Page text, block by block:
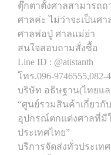
ตุ๊กตาตั้งศาลสามารถถ
ศาลค่ะ ไม่ว่าจะเป็นศ
ศาลพ่อปู่ ศาลแม่ย่า
สนใจสอบถามสั่งซื้อ
Line ID : @atistanth
โทร.096-9746555,082-
บริษัท อธิษฐาน(ไทยแ
“ศูนย์รวมสินค้าเกี่ยว
อุปกรณ์ตกแต่งศาลที่มี
ประเทศไทย”
บริการจัดส่งทั่วประเท